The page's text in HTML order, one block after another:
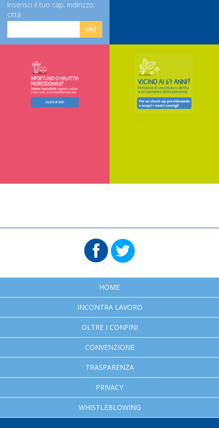
Inserisci il tuo cap, indirizzo,
città
VAI
HOME
INCONTRA LAVORO
OLTRE I CONFINI
CONVENZIONE
TRASPARENZA
PRIVACY
WHISTLEBLOWING